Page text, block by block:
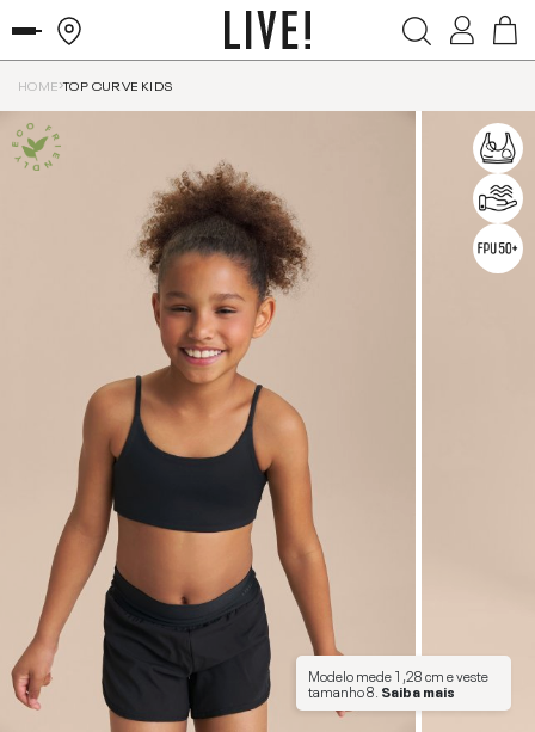
HOME TOP CURVE KIDS
Modelo mede1,28 cme veste
tamanho8 Saiba mais